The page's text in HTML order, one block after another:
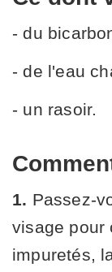
- du
- de l'eau
- un rasoir.
1. Passez-
visage pour
impuretés,